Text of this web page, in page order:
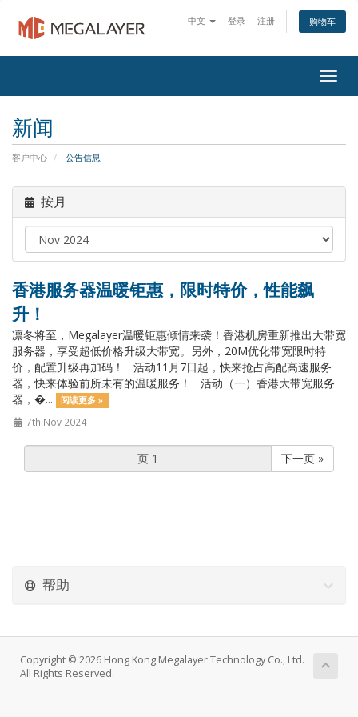
中文 登录 注册 购物车
新闻
客户中心 公告信息
按月
香港服务器温暖钜惠，限时特价，性能飙
升！
凛冬将至，Megalayer温暖钜惠倾情来袭！香港机房重新推出大带宽
服务器，享受超低价格升级大带宽。另外，20M优化带宽限时特
价，配置升级再加码！ 活动11月7日起，快来抢占高配高速服务
器，快来体验前所未有的温暖服务！ 活动（一）香港大带宽服务
器，�...
阅读更多 »
7th Nov 2024
下一页 »
帮助
Copyright © 2026 Hong Kong Megalayer Technology Co., Ltd.
All Rights Reserved.